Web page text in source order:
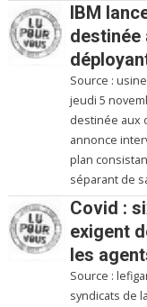
IBM
destinée
Source :
jeudi 5
destinée aux
annonce
plan
séparant de
Covid :
exigent
les
Source :
syndicats de